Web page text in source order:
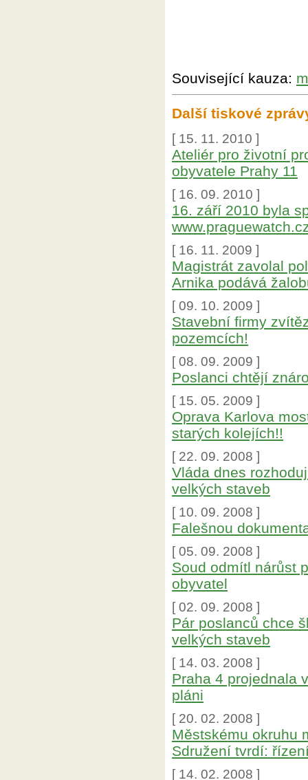
Související kauza:
Další tiskové
[ 15. 11. 2010 ]
Ateliér pro životní
obyvatele Prahy 11
[ 16. 09. 2010 ]
16. září 2010 byla
[ 16. 11. 2009 ]
Magistrát zavolal
Arnika podává
[ 09. 10. 2009 ]
Stavební firmy
pozemcích!
[ 08. 09. 2009 ]
Poslanci chtějí
[ 15. 05. 2009 ]
Oprava Karlova
starých kolejích!!
[ 22. 09. 2008 ]
Vláda dnes
velkých staveb
[ 10. 09. 2008 ]
Falešnou
[ 05. 09. 2008 ]
Soud odmítl nárůst
obyvatel
[ 02. 09. 2008 ]
Pár poslanců chce
velkých staveb
[ 14. 03. 2008 ]
Praha 4 projednala
pláni
[ 20. 02. 2008 ]
Městskému okruhu
Sdružení tvrdí:
[ 14. 02. 2008 ]